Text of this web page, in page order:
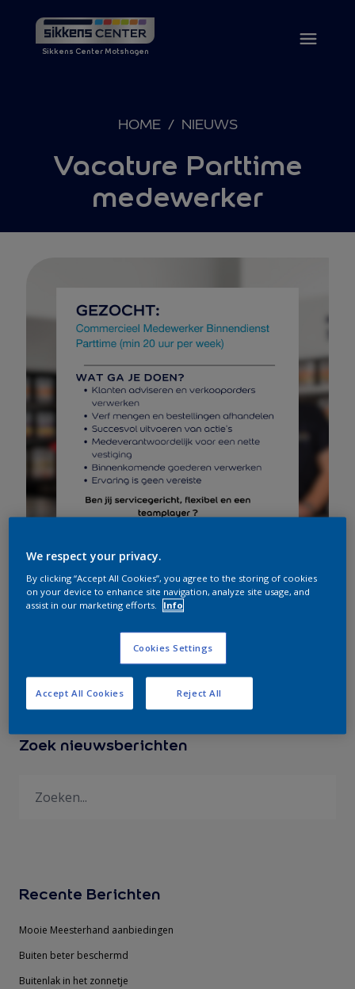
Sikkens Center Motshagen
HOME / NIEUWS
Vacature Parttime
medewerker
Zoek nieuwsberichten
Recente Berichten
Mooie Meesterhand aanbiedingen
Buiten beter beschermd
Buitenlak in het zonnetje
We respect your privacy.
By clicking “Accept All Cookies”, you agree to the storing of cookies
on your device to enhance site navigation, analyze site usage, and
assist in our marketing efforts.
Info
Cookies Settings
Reject All
Accept All Cookies